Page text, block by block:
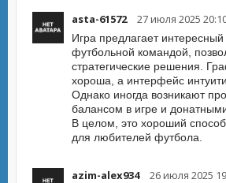
asta-61572 27 июля 2025
Игра предлагает
футбольной командой,
стратегические решения.
хороша, а интерфейс
Однако иногда возникают
балансом в игре и
В целом, это хороший
для любителей футбола.
azim-alex934 26 июля 2025